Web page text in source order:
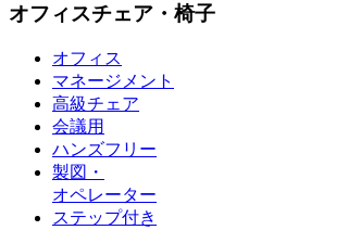
オフィスチェア・椅子
オフィス
マネージメント
高級チェア
会議用
ハンズフリー
製図・
オペレーター
ステップ付き